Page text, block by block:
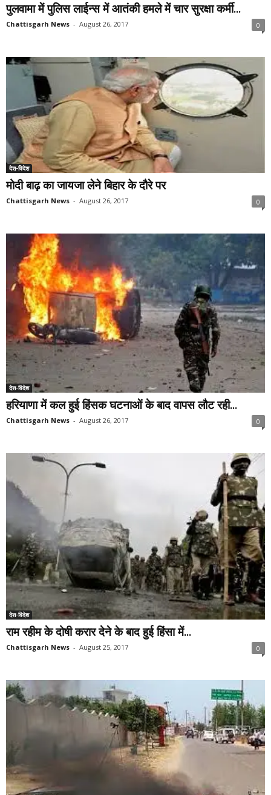
पुलवामा में पुलिस लाईन्स में आतंकी हमले में चार सुरक्षा कर्मी...
Chattisgarh News - August 26, 2017 0
देश-विदेश
मोदी बाढ़ का जायजा लेने बिहार के दौरे पर
Chattisgarh News - August 26, 2017 0
देश-विदेश
हरियाणा में कल हुई हिंसक घटनाओं के बाद वापस लौट रही...
Chattisgarh News - August 26, 2017 0
देश-विदेश
राम रहीम के दोषी करार देने के बाद हुई हिंसा में...
Chattisgarh News - August 25, 2017 0